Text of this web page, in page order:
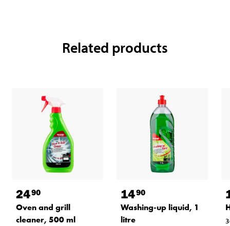
Related products
2490
Oven and grill
cleaner, 500 ml
1490
Washing-up liquid, 1
litre